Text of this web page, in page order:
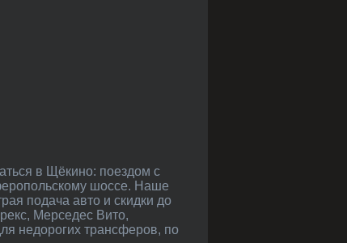
шоссе. Наше
подача авто и скидки до
Мерседес Вито,
недорогих трансферов, по